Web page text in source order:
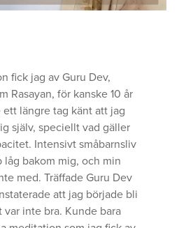
fick jag av Guru Dev,
Rasayan, för kanske 10 år
längre tag känt att jag
själv, speciellt vad gäller
Intensivt småbarnsliv
bakom mig, och min
med. Träffade Guru Dev
att jag började bli
inte bra. Kunde bara